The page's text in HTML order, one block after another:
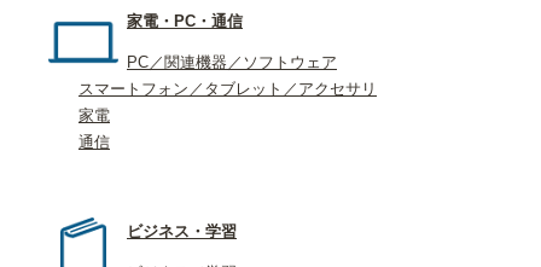
家電・PC・通信
PC／関連機器／ソフトウェア
スマートフォン／タブレット／アクセサリ
家電
通信
ビジネス・学習